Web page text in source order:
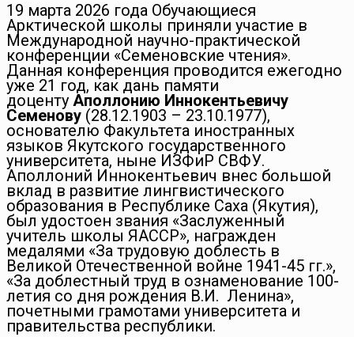
19 марта 2026 года Обучающиеся
Арктической школы приняли участие в
Международной научно-практической
конференции «Семеновские чтения».
Данная конференция проводится ежегодно
уже 21 год, как дань памяти
доценту Аполлонию Иннокентьевичу
Семенову (28.12.1903 – 23.10.1977),
основателю Факультета иностранных
языков Якутского государственного
университета, ныне ИЗФиР СВФУ.
Аполлоний Иннокентьевич внес большой
вклад в развитие лингвистического
образования в Республике Саха (Якутия),
был удостоен звания «Заслуженный
учитель школы ЯАССР», награжден
медалями «За трудовую доблесть в
Великой Отечественной войне 1941-45 гг.»,
«За доблестный труд в ознаменование 100-
летия со дня рождения В.И. Ленина»,
почетными грамотами университета и
правительства республики.